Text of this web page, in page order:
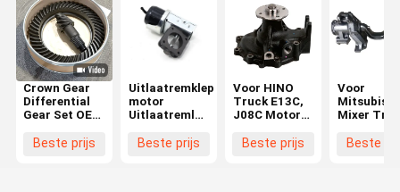
Crown Gear
Differential
Gear Set OEM
Geschikt voor
Beste prijs
Uitlaatremklep
motor
Uitlaatremluchtrem
700P 8-
Beste prijs
Voor HINO
Truck E13C,
J08C Motor
16100-3467
Beste prijs
Voor
Mitsubishi
Mixer
Balance
Beste